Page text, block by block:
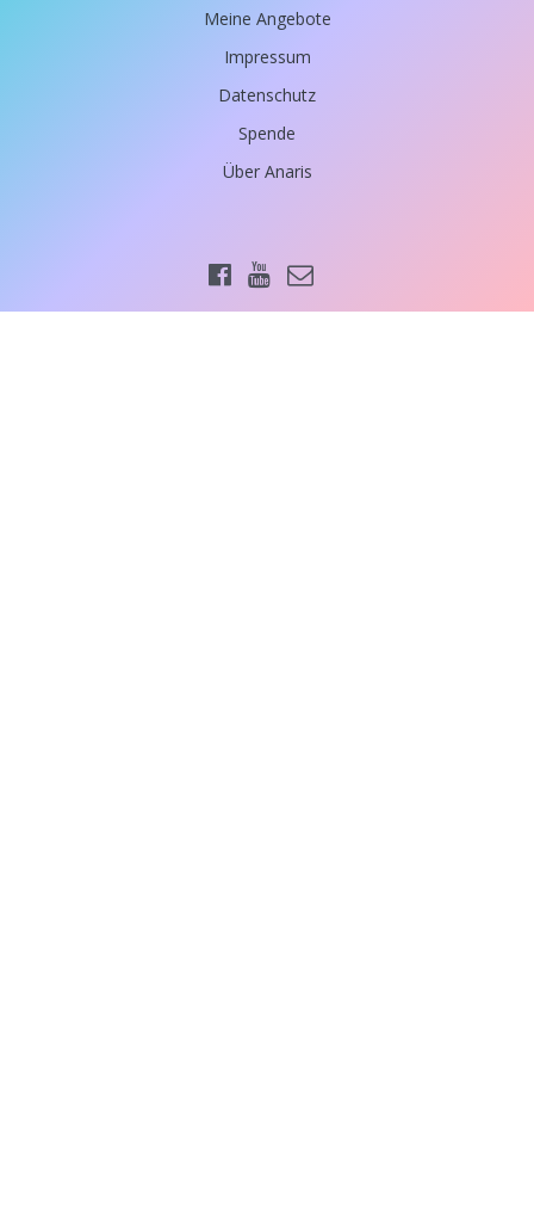
Meine Angebote
Impressum
Datenschutz
Spende
Über Anaris